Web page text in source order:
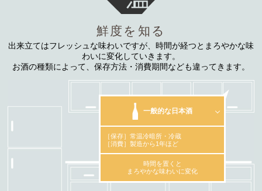
鮮度を知る
出来立てはフレッシュな味わいですが、時間が経つとまろやかな味
わいに変化していきます。
お酒の種類によって、保存方法・消費期間なども違ってきます。
一般的な 日本酒
［保存］常温冷暗所・冷蔵
［消費］製造から1年ほど
時間を置くと
まろやかな味わいに変化